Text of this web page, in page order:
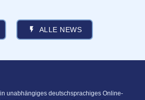
ALLE NEWS
unabhängiges deutschsprachiges Online-